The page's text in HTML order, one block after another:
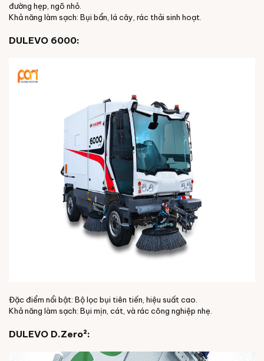
đường hẹp, ngõ nhỏ.
Khả năng làm sạch: Bụi bẩn, lá cây, rác thải sinh hoạt.
DULEVO 6000:
Đặc điểm nổi bật: Bộ lọc bụi tiên tiến, hiệu suất cao.
Khả năng làm sạch: Bụi mịn, cát, và rác công nghiệp nhẹ.
DULEVO D.Zero²: